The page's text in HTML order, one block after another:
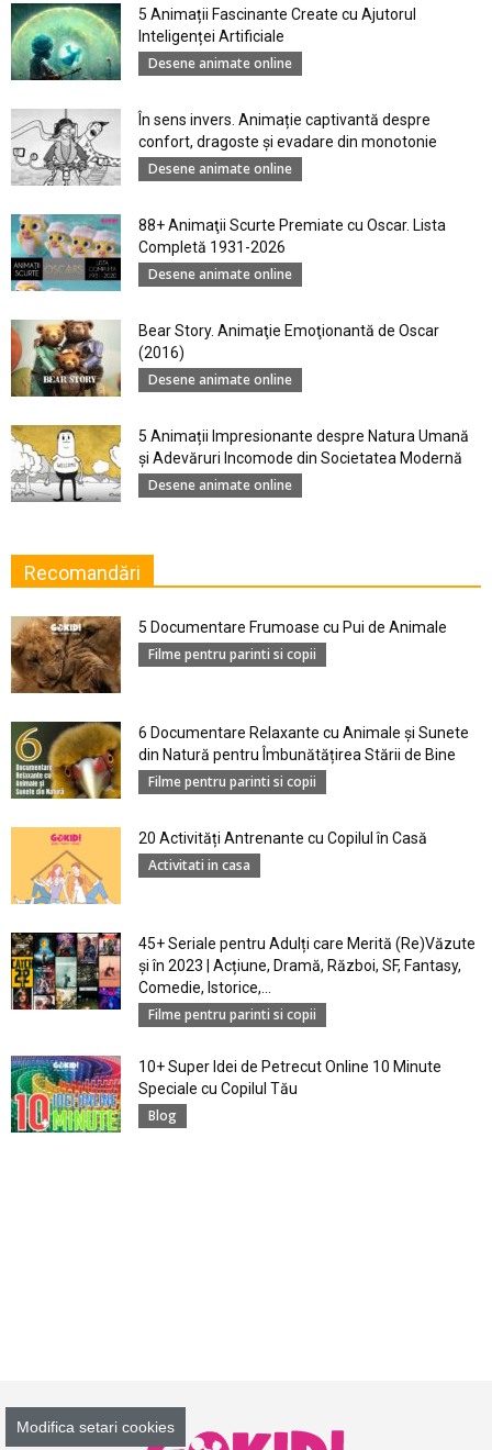
5 Animații Fascinante Create cu Ajutorul
Inteligenței Artificiale
Desene animate online
În sens invers. Animație captivantă despre
confort, dragoste și evadare din monotonie
Desene animate online
88+ Animaţii Scurte Premiate cu Oscar. Lista
Completă 1931-2026
Desene animate online
Bear Story. Animaţie Emoţionantă de Oscar
(2016)
Desene animate online
5 Animații Impresionante despre Natura Umană
şi Adevăruri Incomode din Societatea Modernă
Desene animate online
Recomandări
5 Documentare Frumoase cu Pui de Animale
Filme pentru parinti si copii
6 Documentare Relaxante cu Animale și Sunete
din Natură pentru Îmbunătățirea Stării de Bine
Filme pentru parinti si copii
20 Activități Antrenante cu Copilul în Casă
Activitati in casa
45+ Seriale pentru Adulți care Merită (Re)Văzute
și în 2023 | Acțiune, Dramă, Război, SF, Fantasy,
Comedie, Istorice,...
Filme pentru parinti si copii
10+ Super Idei de Petrecut Online 10 Minute
Speciale cu Copilul Tău
Blog
Modifica setari cookies